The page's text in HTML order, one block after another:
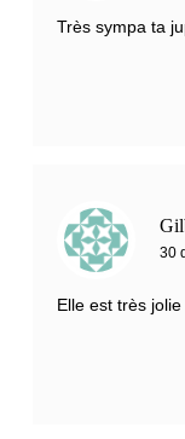
Très sympa ta
30
Elle est très